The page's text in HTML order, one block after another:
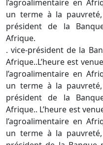
l’agroalimentaire en
un terme à la
président de la
Afrique.
. vice-président de la
Afrique..L’heure est
l’agroalimentaire en
un terme à la
président de la
Afrique.. L’heure est
l’agroalimentaire en
un terme à la